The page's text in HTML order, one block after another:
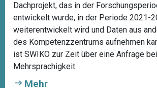
Dachprojekt, das in der
entwickelt wurde, in der Periode 2021-
weiterentwickelt wird und Daten aus
des Kompetenzzentrums aufnehmen
ist SWIKO zur Zeit über eine Anfrage
Mehrsprachigkeit.
Mehr